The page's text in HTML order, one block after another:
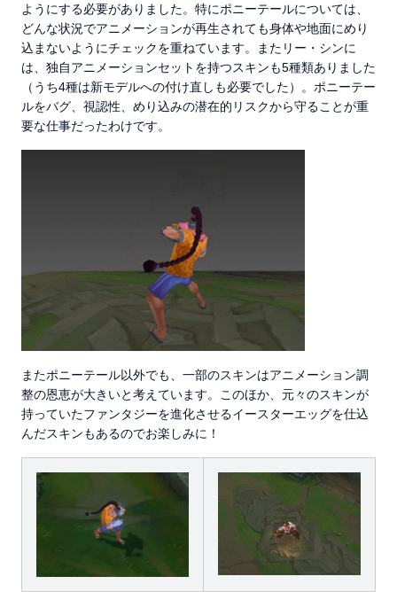
ようにする必要がありました。特にポニーテールについては、
どんな状況でアニメーションが再生されても身体や地面にめり
込まないようにチェックを重ねています。またリー・シンに
は、独自アニメーションセットを持つスキンも5種類ありました
（うち4種は新モデルへの付け直しも必要でした）。ポニーテー
ルをバグ、視認性、めり込みの潜在的リスクから守ることが重
要な仕事だったわけです。
またポニーテール以外でも、一部のスキンはアニメーション調
整の恩恵が大きいと考えています。このほか、元々のスキンが
持っていたファンタジーを進化させるイースターエッグを仕込
んだスキンもあるのでお楽しみに！